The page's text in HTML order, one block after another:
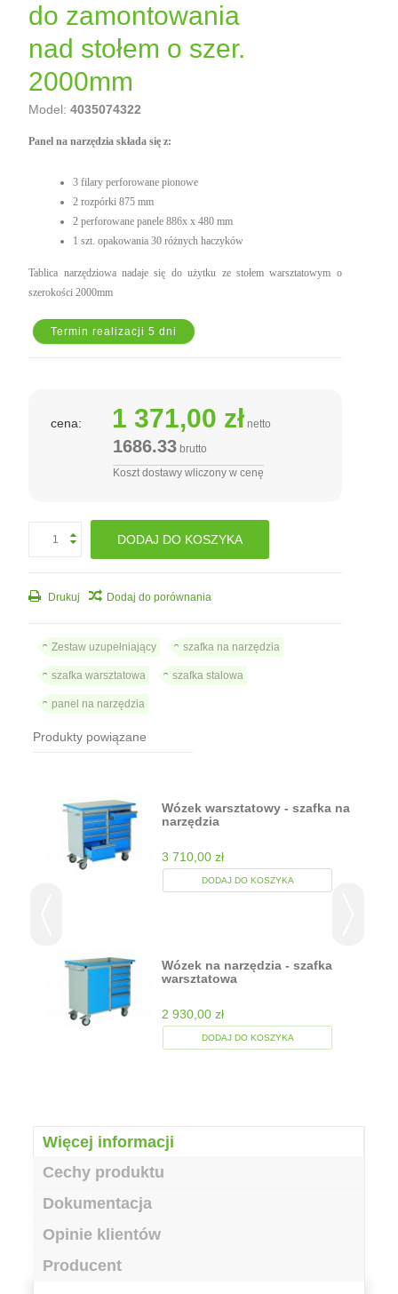
do zamontowania
nad stołem o szer.
2000mm
Model: 4035074322
Panel na narzędzia składa się z:
3 filary perforowane pionowe
2 rozpórki 875 mm
2 perforowane panele 886x x 480 mm
1 szt. opakowania 30 różnych haczyków
Tablica narzędziowa nadaje się do użytku ze stołem warsztatowym o
szerokości 2000mm
Termin realizacji 5 dni
cena: 1 371,00 zł netto
1686.33 brutto
Koszt dostawy wliczony w cenę
DODAJ DO KOSZYKA
Drukuj Dodaj do porównania
Zestaw uzupełniający szafka na narzędzia
szafka warsztatowa szafka stalowa
panel na narzędzia
Produkty powiązane
Wózek warsztatowy - szafka na
narzędzia
3 710,00 zł
DODAJ DO KOSZYKA
Wózek na narzędzia - szafka
warsztatowa
2 930,00 zł
DODAJ DO KOSZYKA
Więcej informacji
Cechy produktu
Dokumentacja
Opinie klientów
Producent